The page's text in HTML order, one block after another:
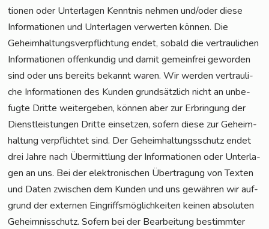
tio­nen oder Unter­la­gen Kennt­nis neh­men und/oder die­se
Infor­ma­tio­nen und Unter­la­gen ver­wer­ten kön­nen. Die
Geheim­hal­tungs­ver­pflich­tung endet, sobald die ver­trau­li­chen
Infor­ma­tio­nen offen­kun­dig und damit gemein­frei gewor­den
sind oder uns bereits bekannt waren. Wir wer­den ver­trau­li­
che Infor­ma­tio­nen des Kun­den grund­sätz­lich nicht an unbe­
fug­te Drit­te wei­ter­ge­ben, kön­nen aber zur Erbrin­gung der
Dienst­leis­tun­gen Drit­te ein­set­zen, sofern die­se zur Geheim­
hal­tung ver­pflich­tet sind. Der Geheim­hal­tungs­schutz endet
drei Jah­re nach Über­mitt­lung der Infor­ma­tio­nen oder Unter­la­
gen an uns. Bei der elek­tro­ni­schen Über­tra­gung von Tex­ten
und Daten zwi­schen dem Kun­den und uns gewäh­ren wir auf­
grund der exter­nen Ein­griffs­mög­lich­kei­ten kei­nen abso­lu­ten
Geheim­nis­schutz. Sofern bei der Bear­bei­tung bestimm­ter